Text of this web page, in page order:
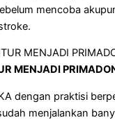
mencoba
MENJADI
dengan praktisi
menjalankan